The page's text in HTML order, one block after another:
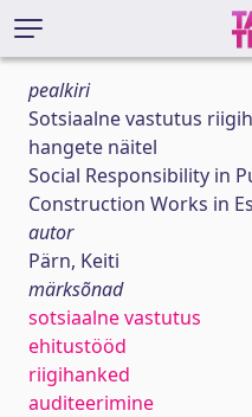
pealkiri
Sotsiaalne vastutus
hangete näitel
Social Responsibility in
Construction Works in
autor
Pärn, Keiti
märksõnad
sotsiaalne vastutus
ehitustööd
riigihanked
auditeerimine